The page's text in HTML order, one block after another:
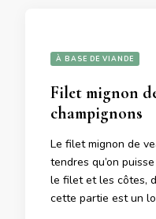
À BASE DE VIANDE
Filet mignon
champignons
Le filet mignon de
tendres qu’on
le filet et les côtes,
cette partie est un